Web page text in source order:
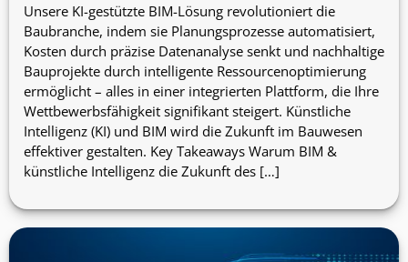
Unsere KI-gestützte BIM-Lösung revolutioniert die
Baubranche, indem sie Planungsprozesse automatisiert,
Kosten durch präzise Datenanalyse senkt und nachhaltige
Bauprojekte durch intelligente Ressourcenoptimierung
ermöglicht – alles in einer integrierten Plattform, die Ihre
Wettbewerbsfähigkeit signifikant steigert. Künstliche
Intelligenz (KI) und BIM wird die Zukunft im Bauwesen
effektiver gestalten. Key Takeaways Warum BIM &
künstliche Intelligenz die Zukunft des […]